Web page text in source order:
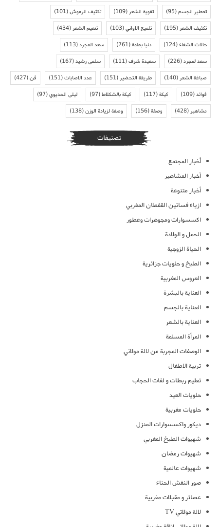
تعطير الجسم(95) تقوية الشعر(109) تكثيف الرموش(101)
تكثيف الشعر(195) تلميع الاواني(103) تنعيم الشعر(434)
حالات الشفاء(124) دنيا بطمة(761) سعد المجرد(113)
سعد لمجرد(226) سعيدة شرف(111) سلمى رشيد(167)
صباغة الشعر(140) طريقة التحضير(151) عدد الاصابات(151) فن(427)
فوائد(109) كيكة(117) كيكة بالشكلاط(97) ليلى الحديوي(97)
مشاهير(428) وصفة(156) وصفة لزيادة الوزن(138)
تصنيفات
أخبار المجتمع
أخبار المشاهير
أخبار متنوعة
ازياء فساتين القفطان المغربي
اكسسوارات ومجوهرات وعطور
الحمل و الولادة
الحياة الزوجية
الطبخ و حلويات جزائرية
العروس المغربية
العناية بالبشرة
العناية بالجسم
العناية بالشعر
المرأة المسلمة
الوصفات المجربة من لالة مولاتي
تربية الاطفال
تعليم ربطات و لفات الحجاب
حلويات العيد
حلويات مغربية
ديكور واكسسوارات المنزل
شهيوات الطبخ المغربي
شهيوات رمضان
شهيوات عالمية
صور النقش الحناء
عصائر و مقبلات مغربية
لالة مولاتي TV